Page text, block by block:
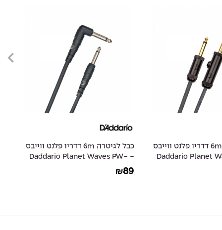
כבל לגיטרה 6m דדריו פלנט ווייבס
- Daddario Planet
כבל לגיטרה 4.5m דדריו פלנט
ווייבס - Daddario Planet Waves
PW-CGT-15
₪79